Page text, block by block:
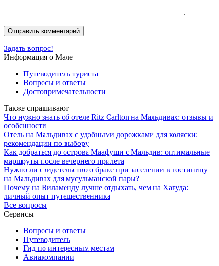
Задать вопрос!
Информация о Мале
Путеводитель туриста
Вопросы и ответы
Достопримечательности
Также спрашивают
Что нужно знать об отеле Ritz Carlton на Мальдивах: отзывы и
особенности
Отель на Мальдивах с удобными дорожками для коляски:
рекомендации по выбору
Как добраться до острова Маафуши с Мальдив: оптимальные
маршруты после вечернего прилета
Нужно ли свидетельство о браке при заселении в гостиницу
на Мальдивах для мусульманской пары?
Почему на Виламенду лучше отдыхать, чем на Хавуда:
личный опыт путешественника
Все вопросы
Сервисы
Вопросы и ответы
Путеводитель
Гид по интересным местам
Авиакомпании